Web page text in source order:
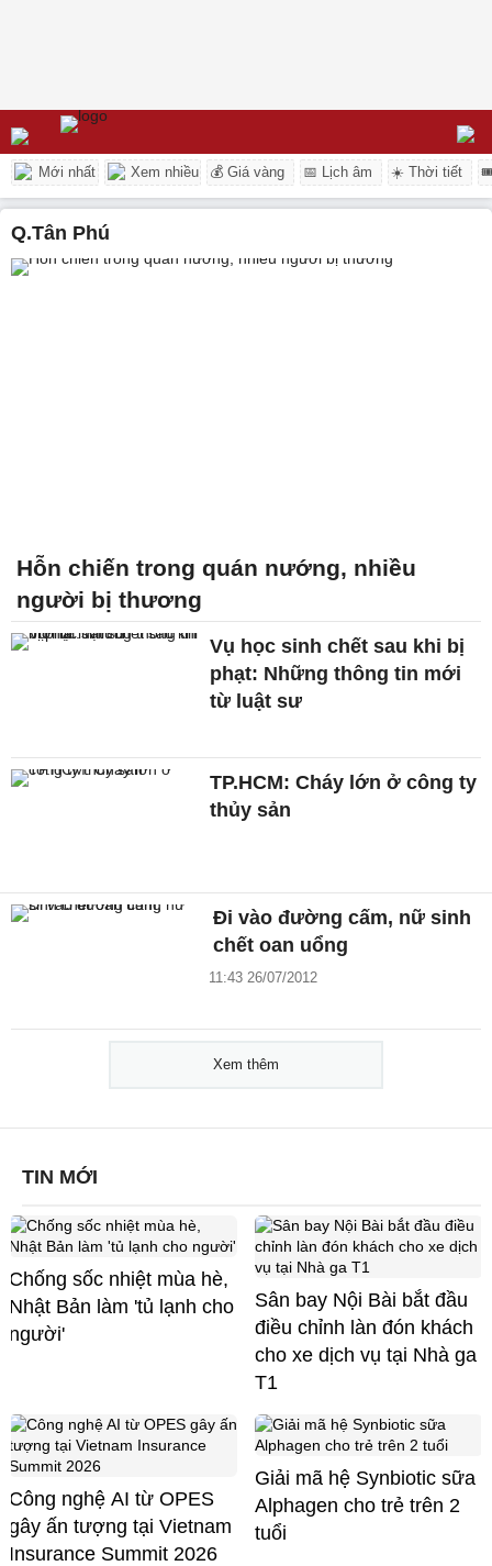
Mới nhất Xem nhiều 💰 Giá vàng 📅 Lịch âm ☀️ Thời tiết
Q.Tân Phú
Hỗn chiến trong quán nướng, nhiều
người bị thương
Vụ học sinh chết sau khi bị
phạt: Những thông tin mới
từ luật sư
TP.HCM: Cháy lớn ở công ty
thủy sản
Đi vào đường cấm, nữ sinh
chết oan uổng
11:43 26/07/2012
Xem thêm
TIN MỚI
Chống sốc nhiệt mùa hè,
Nhật Bản làm 'tủ lạnh cho
người'
Sân bay Nội Bài bắt đầu
điều chỉnh làn đón khách
cho xe dịch vụ tại Nhà ga
T1
Công nghệ AI từ OPES
gây ấn tượng tại Vietnam
Insurance Summit 2026
Giải mã hệ Synbiotic sữa
Alphagen cho trẻ trên 2
tuổi